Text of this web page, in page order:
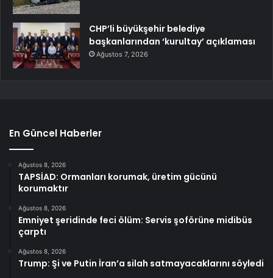
CHP’li büyükşehir belediye
başkanlarından ‘kurultay’ açıklaması
Ağustos 7, 2026
En Güncel Haberler
Ağustos 8, 2026
TAPSİAD: Ormanları korumak, üretim gücünü
korumaktır
Ağustos 8, 2026
Emniyet şeridinde feci ölüm: Servis şoförüne midibüs
çarptı
Ağustos 8, 2026
Trump: Şi ve Putin İran’a silah satmayacaklarını söyledi